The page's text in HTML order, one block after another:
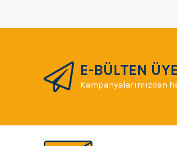
E-BÜLTEN
Kampanyalarımızdan